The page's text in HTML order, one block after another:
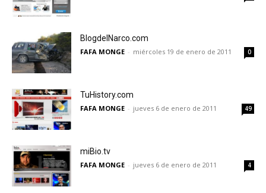
BlogdelNarco.com
FAFA MONGE - miércoles 19 de enero de 2011 0
TuHistory.com
FAFA MONGE - jueves 6 de enero de 2011 49
miBio.tv
FAFA MONGE - jueves 6 de enero de 2011 4